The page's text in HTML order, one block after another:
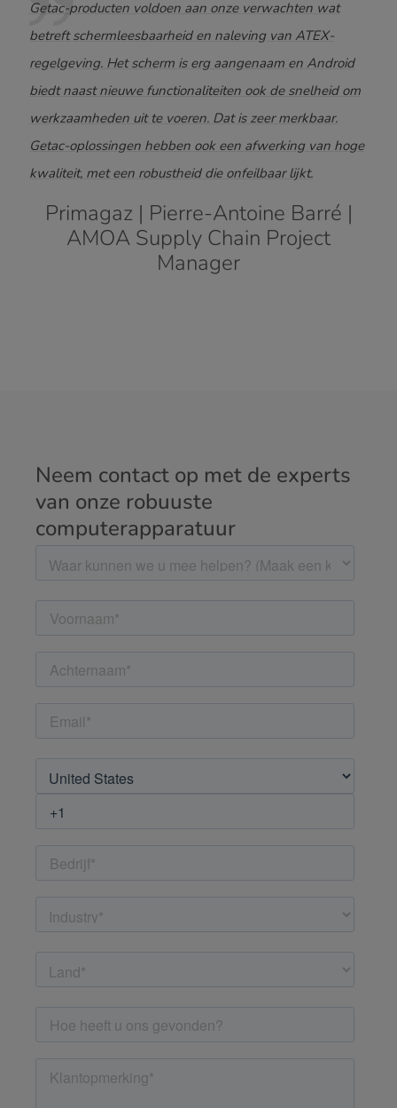
Getac-producten voldoen aan onze verwachten wat
betreft schermleesbaarheid en naleving van ATEX-
regelgeving. Het scherm is erg aangenaam en Android
biedt naast nieuwe functionaliteiten ook de snelheid om
werkzaamheden uit te voeren. Dat is zeer merkbaar.
Getac-oplossingen hebben ook een afwerking van hoge
kwaliteit, met een robustheid die onfeilbaar lijkt.
Primagaz | Pierre-Antoine Barré |
AMOA Supply Chain Project
Manager
Neem contact op met de experts
van onze robuuste
computerapparatuur